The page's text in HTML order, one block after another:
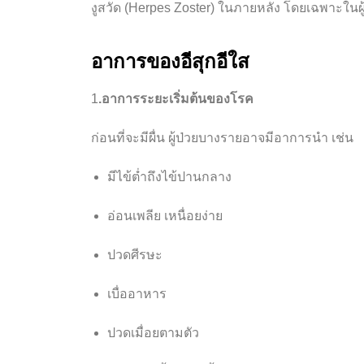
งูสวัด (Herpes Zoster) ในภายหลัง โดยเฉพาะใ
อาการของอีสุกอีใส
1.อาการระยะเริ่มต้นของโรค
ก่อนที่จะมีผื่น ผู้ป่วยบางรายอาจมีอาการนำ เช่น
มีไข้ต่ำถึงไข้ปานกลาง
อ่อนเพลีย เหนื่อยง่าย
ปวดศีรษะ
เบื่ออาหาร
ปวดเมื่อยตามตัว